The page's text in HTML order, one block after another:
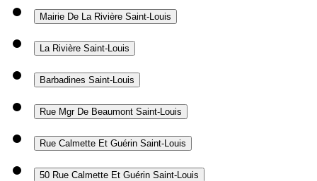
Mairie De La Rivière Saint-Louis
La Rivière Saint-Louis
Barbadines Saint-Louis
Rue Mgr De Beaumont Saint-Louis
Rue Calmette Et Guérin Saint-Louis
50 Rue Calmette Et Guérin Saint-Louis